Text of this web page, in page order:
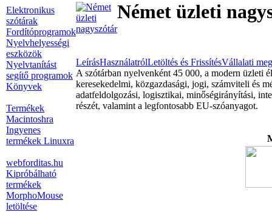
Elektronikus
szótárak
Fordítóprogramok
Nyelvhelyességi
eszközök
Nyelvtanítást
segítő programok
Könyvek
Termékek
Macintoshra
Ingyenes
termékek Linuxra
webforditas.hu
Kipróbálható
termékek
MorphoMouse
letöltése
Német üzleti
LeírásHasználatrólLetöltés és FrissítésVállalati
A szótárban nyelvenként 45 000, a modern üzleti
keresekedelmi, közgazdasági, jogi, számviteli és
adatfeldolgozási, logisztikai, minőségirányítási,
részét, valamint a legfontosabb EU-szóanyagot.